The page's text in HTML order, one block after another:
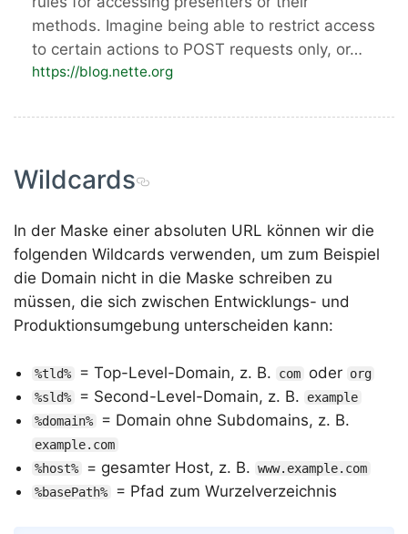
methods. Imagine being able to restrict access
to certain actions to POST requests only, or…
https://blog.nette.org
Wildcards
In der Maske einer absoluten URL können wir die
folgenden Wildcards verwenden, um zum Beispiel
die Domain nicht in die Maske schreiben zu
müssen, die sich zwischen Entwicklungs- und
Produktionsumgebung unterscheiden kann:
%tld% = Top-Level-Domain, z. B. com oder org
%sld%
= Second-Level-Domain, z. B.
example
%domain%
= Domain ohne Subdomains, z. B.
example.com
%host%
= gesamter Host, z. B. www.example.com
%basePath%
= Pfad zum Wurzelverzeichnis